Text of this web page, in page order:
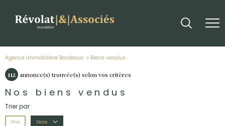
Agence immobilière Bordeaux biens vendus
112 annonce(s) trouvée(s) selon vos critères
Nos biens vendus
Trier par
Prix Date